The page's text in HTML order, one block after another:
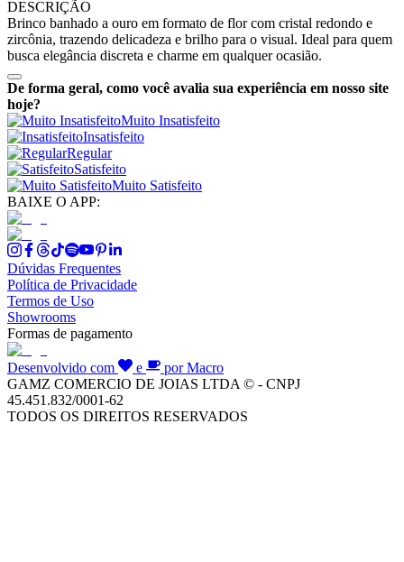
DESCRIÇÃO
Brinco banhado a ouro em formato de flor com cristal redondo e
zircônia, trazendo delicadeza e brilho para o visual. Ideal para quem
busca elegância discreta e charme em qualquer ocasião.
De forma geral, como você avalia sua experiência em nosso site
hoje?
Muito Insatisfeito
Insatisfeito
Regular
Satisfeito
Muito Satisfeito
BAIXE O APP:
Dúvidas Frequentes
Política de Privacidade
Termos de Uso
Showrooms
Formas de pagamento
Desenvolvido com e
por Macro
GAMZ COMERCIO DE JOIAS LTDA © - CNPJ
45.451.832/0001-62
TODOS OS DIREITOS RESERVADOS